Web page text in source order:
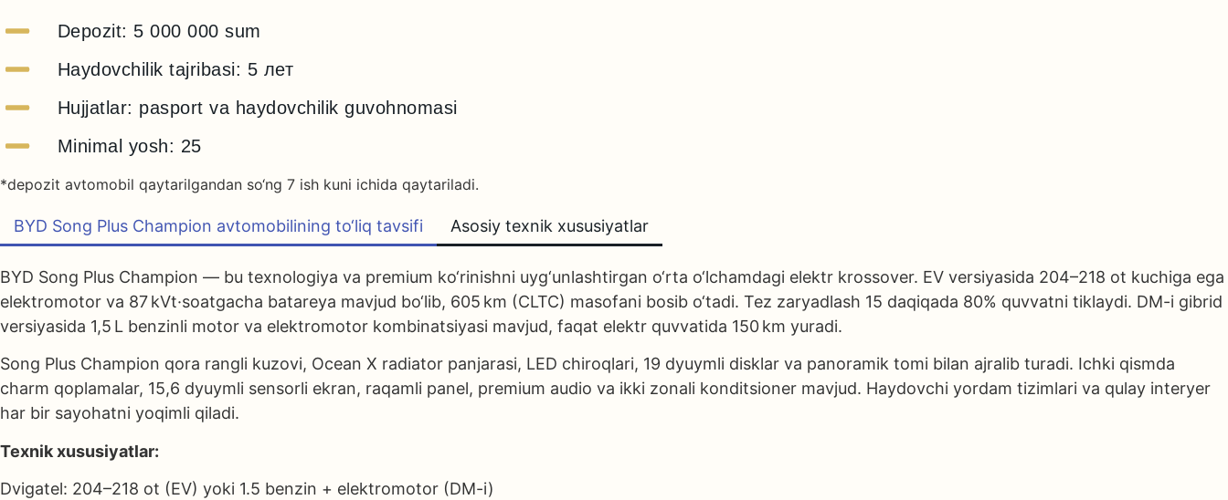
Depozit: 5 000 000 sum
Haydovchilik tajribasi: 5 лет
Hujjatlar: pasport va haydovchilik guvohnomasi
Minimal yosh: 25
*depozit avtomobil qaytarilgandan so‘ng 7 ish kuni ichida qaytariladi.
BYD Song Plus Champion avtomobilining to‘liq tavsifi Asosiy texnik xususiyatlar
BYD Song Plus Champion — bu texnologiya va premium ko‘rinishni uyg‘unlashtirgan o‘rta o‘lchamdagi elektr krossover. EV versiyasida 204–218 ot kuchiga ega
elektromotor va 87 kVt·soatgacha batareya mavjud bo‘lib, 605 km (CLTC) masofani bosib o‘tadi. Tez zaryadlash 15 daqiqada 80% quvvatni tiklaydi. DM-i gibrid
versiyasida 1,5 L benzinli motor va elektromotor kombinatsiyasi mavjud, faqat elektr quvvatida 150 km yuradi.
Song Plus Champion qora rangli kuzovi, Ocean X radiator panjarasi, LED chiroqlari, 19 dyuymli disklar va panoramik tomi bilan ajralib turadi. Ichki qismda
charm qoplamalar, 15,6 dyuymli sensorli ekran, raqamli panel, premium audio va ikki zonali konditsioner mavjud. Haydovchi yordam tizimlari va qulay interyer
har bir sayohatni yoqimli qiladi.
Texnik xususiyatlar:
Dvigatel: 204–218 ot (EV) yoki 1.5 benzin + elektromotor (DM-i)